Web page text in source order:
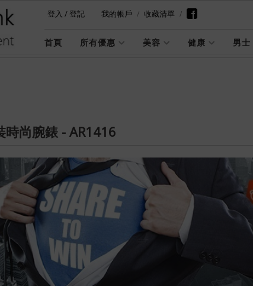
登入 /登記 我的帳戶 收藏清單
首頁 所有優惠 美容 健康 男士
時尚腕錶 - AR1416